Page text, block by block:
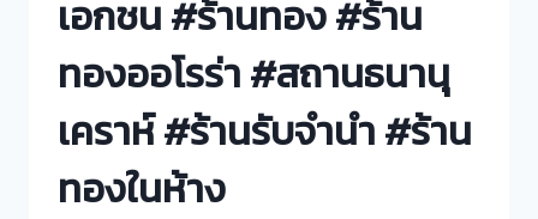
เอกชน #ร้านทอง #ร้าน
ทองออโรร่า #สถานธนานุ
เคราห์ #ร้านรับจำนำ #ร้าน
ทองในห้าง